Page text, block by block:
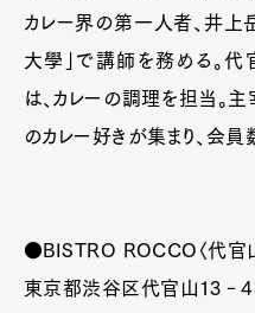
Art&DesignWatch
カレー界の第一人者、井上
大學」で講師を務める。代
は、カレーの調理を担当。
のカレー好きが集まり、会員
●BISTRO ROCCO〈代官
東京都渋谷区代官山